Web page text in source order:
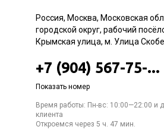
Россия, Москва, Московская
городской округ, рабочий
Крымская улица, м. Улица
+7 (904) 567-75-...
Показать номер
Время работы: Пн-вс: 10:00—22:00 и
клиента
Откроемся через 5 ч. 47 мин.